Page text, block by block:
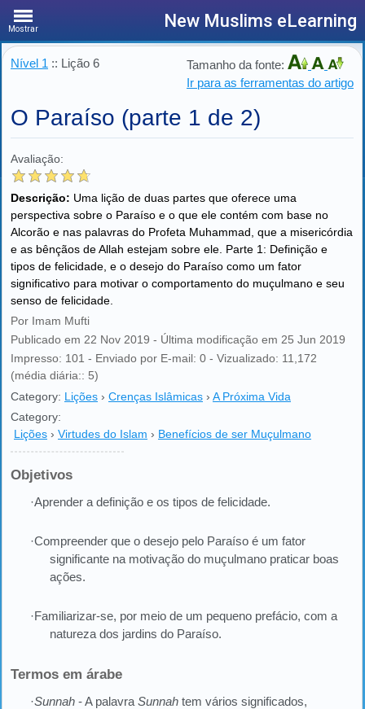
Mostrar New Muslims eLearning
Nível 1 :: Lição 6
Tamanho da fonte:
Ir para as ferramentas do artigo
O Paraíso (parte 1 de 2)
Avaliação:
Descrição: Uma lição de duas partes que oferece uma
perspectiva sobre o Paraíso e o que ele contém com base no
Alcorão e nas palavras do Profeta Muhammad, que a misericórdia
e as bênçãos de Allah estejam sobre ele. Parte 1: Definição e
tipos de felicidade, e o desejo do Paraíso como um fator
significativo para motivar o comportamento do muçulmano e seu
senso de felicidade.
Por Imam Mufti
Publicado em 22 Nov 2019 - Última modificação em 25 Jun 2019
Impresso: 101 - Enviado por E-mail: 0 - Vizualizado: 11,172
(média diária:: 5)
Category: Lições › Crenças Islâmicas › A Próxima Vida
Category:
Lições › Virtudes do Islam › Benefícios de ser Muçulmano
Objetivos
·Aprender a definição e os tipos de felicidade.
·Compreender que o desejo pelo Paraíso é um fator
significante na motivação do muçulmano praticar boas
ações.
·Familiarizar-se, por meio de um pequeno prefácio, com a
natureza dos jardins do Paraíso.
Termos em árabe
·Sunnah - A palavra Sunnah tem vários significados,